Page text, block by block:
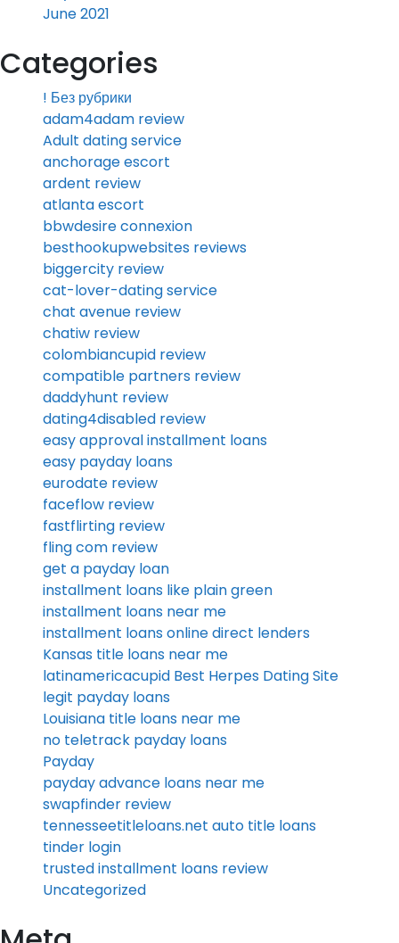
June 2021
Categories
! Без рубрики
adam4adam review
Adult dating service
anchorage escort
ardent review
atlanta escort
bbwdesire connexion
besthookupwebsites reviews
biggercity review
cat-lover-dating service
chat avenue review
chatiw review
colombiancupid review
compatible partners review
daddyhunt review
dating4disabled review
easy approval installment loans
easy payday loans
eurodate review
faceflow review
fastflirting review
fling com review
get a payday loan
installment loans like plain green
installment loans near me
installment loans online direct lenders
Kansas title loans near me
latinamericacupid Best Herpes Dating Site
legit payday loans
Louisiana title loans near me
no teletrack payday loans
Payday
payday advance loans near me
swapfinder review
tennesseetitleloans.net auto title loans
tinder login
trusted installment loans review
Uncategorized